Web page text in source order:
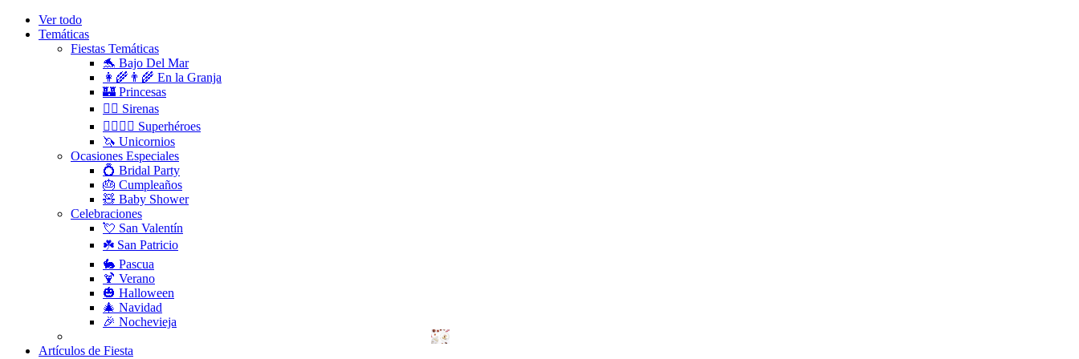
Ver todo
Temáticas
Fiestas Temáticas
🐬 Bajo Del Mar
👩‍🌾👨‍🌾 En la Granja
🏰 Princesas
🧜‍♀️ Sirenas
🦸‍♀️🦸‍♂️ Superhéroes
🦄 Unicornios
Ocasiones Especiales
💍 Bridal Party
🎂 Cumpleaños
🧸 Baby Shower
Celebraciones
💘 San Valentín
☘️ San Patricio
🐇 Pascua
🍹 Verano
🎃 Halloween
🎄 Navidad
🎉 Nochevieja
Artículos de Fiesta